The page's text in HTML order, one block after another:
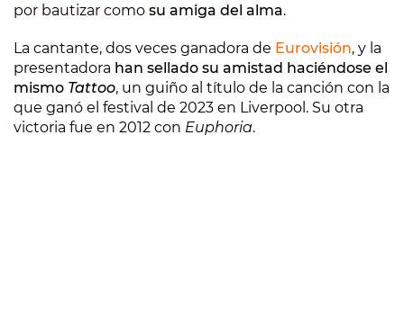
por bautizar como su amiga del alma.
La cantante, dos veces ganadora de Eurovisión, y la
presentadora han sellado su amistad haciéndose el
mismo Tattoo, un guiño al título de la canción con la
que ganó el festival de 2023 en Liverpool. Su otra
victoria fue en 2012 con Euphoria.